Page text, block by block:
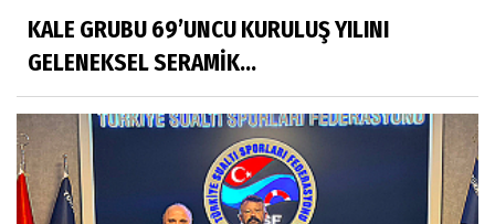
KALE GRUBU 69’UNCU KURULUŞ YILINI
GELENEKSEL SERAMİK...